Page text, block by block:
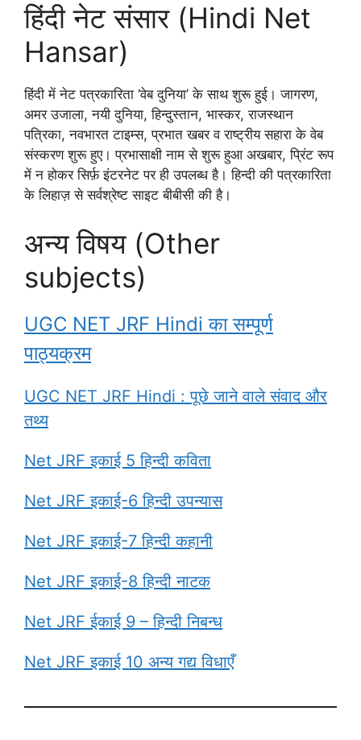
हिंदी नेट संसार (Hindi Net
Hansar)
हिंदी में नेट पत्रकारिता ‘वेब दुनिया’ के साथ शुरू हुई। जागरण,
अमर उजाला, नयी दुनिया, हिन्दुस्तान, भास्कर, राजस्थान
पत्रिका, नवभारत टाइम्स, प्रभात खबर व राष्ट्रीय सहारा के वेब
संस्करण शुरू हुए। प्रभासाक्षी नाम से शुरू हुआ अखबार, प्रिंट रूप
में न होकर सिर्फ़ इंटरनेट पर ही उपलब्ध है। हिन्दी की पत्रकारिता
के लिहाज़ से सर्वश्रेष्ट साइट बीबीसी की है।
अन्य विषय (Other
subjects)
UGC NET JRF Hindi का सम्पूर्ण
पाठ्यक्रम
UGC NET JRF Hindi : पूछे जाने वाले संवाद और
तथ्य
Net JRF इकाई 5 हिन्दी कविता
Net JRF इकाई-6 हिन्दी उपन्यास
Net JRF इकाई-7 हिन्दी कहानी
Net JRF इकाई-8 हिन्दी नाटक
Net JRF ईकाई 9 – हिन्दी निबन्ध
Net JRF इकाई 10 अन्य गद्य विधाएँ